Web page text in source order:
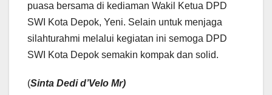
puasa bersama di kediaman Wakil Ketua DPD
SWI Kota Depok, Yeni. Selain untuk menjaga
silahturahmi melalui kegiatan ini semoga DPD
SWI Kota Depok semakin kompak dan solid.
(Sinta Dedi d’Velo Mr)